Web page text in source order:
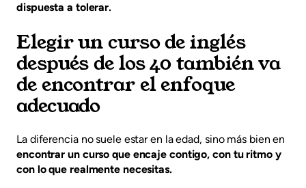
dispuesta a tolerar.
Elegir un curso de inglés
después de los 40 también va
de encontrar el enfoque
adecuado
La diferencia no suele estar en la edad, sino más bien en
encontrar un curso que encaje contigo, con tu ritmo y
con lo que realmente necesitas.